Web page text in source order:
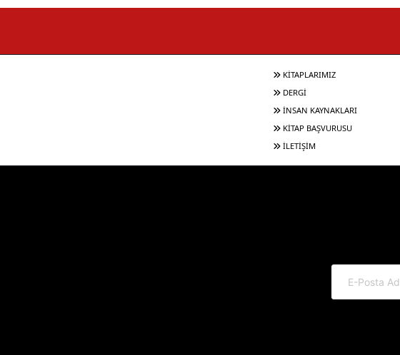
KİTAPLARIMIZ
DERGİ
İNSAN KAYNAKLARI
KİTAP BAŞVURUSU
İLETİŞİM